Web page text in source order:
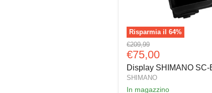
Risparmia il 64%
Display
SHIMANO
SC-
EM800
Prezzo
originale
€209,99
Prezzo
attuale
€75,00
Display SHIMANO SC-
SHIMANO
In magazzino